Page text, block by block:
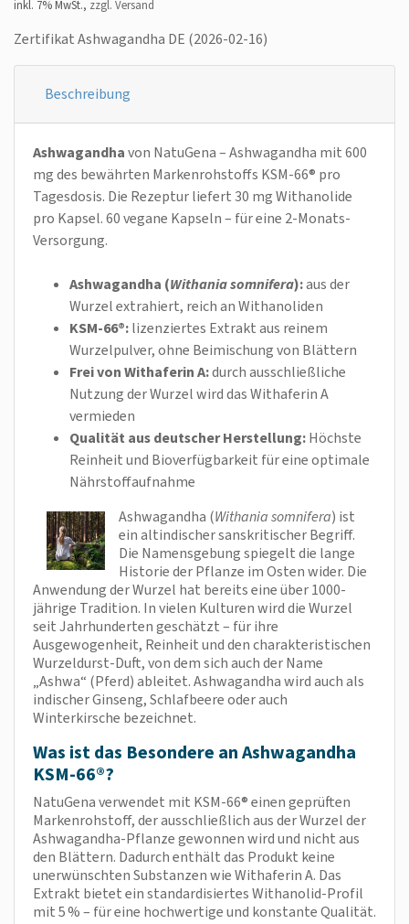
inkl. 7% MwSt., zzgl. Versand
Zertifikat Ashwagandha DE (2026-02-16)
Beschreibung
Ashwagandhavon NatuGena – Ashwagandha mit 600
mg des bewährten Markenrohstoffs KSM-66® pro
Tagesdosis. Die Rezeptur liefert 30 mg Withanolide
pro Kapsel. 60 vegane Kapseln – für eine 2-Monats-
Versorgung.​
Ashwagandha (Withania somnifera):aus der
Wurzel extrahiert, reich an Withanoliden
KSM-66®:lizenziertes Extrakt aus reinem
Wurzelpulver, ohne Beimischung von Blättern
Frei von Withaferin A:durch ausschließliche
Nutzung der Wurzel wird das Withaferin A
vermieden
Qualität aus deutscher Herstellung:Höchste
Reinheit und Bioverfügbarkeit für eine optimale
Nährstoffaufnahme
Ashwagandha (Withania somnifera) ist
ein altindischer sanskritischer Begriff.
Die Namensgebung spiegelt die lange
Historie der Pflanze im Osten wider. Die
Anwendung der Wurzel hat bereits eine über 1000-
jährige Tradition. In vielen Kulturen wird die Wurzel
seit Jahrhunderten geschätzt – für ihre
Ausgewogenheit, Reinheit und den charakteristischen
Wurzeldurst-Duft, von dem sich auch der Name
„Ashwa“ (Pferd) ableitet. Ashwagandha wird auch als
indischer Ginseng, Schlafbeere oder auch
Winterkirsche bezeichnet.
Was ist das Besondere an Ashwagandha
KSM-66®?
NatuGena verwendet mit KSM-66® einen geprüften
Markenrohstoff, der ausschließlich aus der Wurzel der
Ashwagandha-Pflanze gewonnen wird und nicht aus
den Blättern. Dadurch enthält das Produkt keine
unerwünschten Substanzen wie Withaferin A. Das
Extrakt bietet ein standardisiertes Withanolid-Profil
mit 5 % – für eine hochwertige und konstante Qualität.